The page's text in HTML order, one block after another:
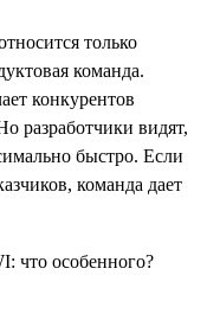
только
команда.
конкурентов
разработчики видят,
быстро. Если
команда дает